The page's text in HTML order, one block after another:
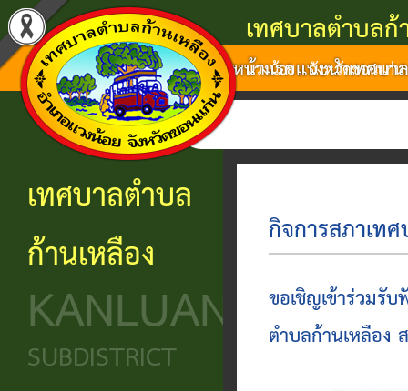
เทศบาลตำบลก้
แวงน้อย จังหวัดขอนแก่น
หน้าแรกแนะนำเทศบา
แนะนำ
เทศบาล
ความ
เป็นมา
ข้อมูล
พื้น
ฐาน
งาน
บริการ
ประชาชน
บริการ
ประชาชน
ศูนย์ช่วย
โครงสร้าง
องค์กร
เทศบาล
โครงสร้าง
นิติบัญญัติ
โครงสร้าง
ศูนย์
ข้อมูล
ข่าวสาร
และ
แผน
งาน
ติดต่อ
ข้อมูล
ติดต่อ
แจ้ง
ความ
เดือด
ร้อน
เทศบาลตำบล
ก้านเหลือง
KANLUANG
SUBDISTRICT
กิจการสภาเท
ขอเชิญเข้าร่วมรั
ตำบลก้านเหลือง